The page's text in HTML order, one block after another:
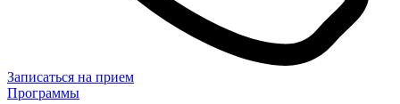
Записаться на прием
Программы